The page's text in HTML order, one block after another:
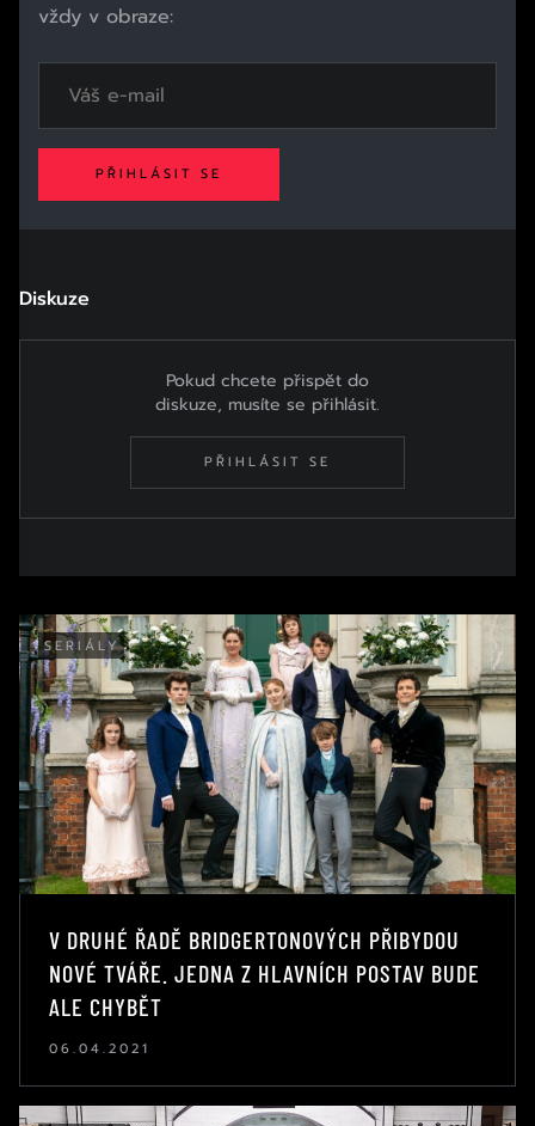
vždy v obraze:
PŘIHLÁSIT SE
Diskuze
Pokud chcete přispět do
diskuze, musíte se přihlásit.
PŘIHLÁSIT SE
SERIÁLY
V DRUHÉ ŘADĚ BRIDGERTONOVÝCH PŘIBYDOU
NOVÉ TVÁŘE. JEDNA Z HLAVNÍCH POSTAV BUDE
ALE CHYBĚT
06.04.2021